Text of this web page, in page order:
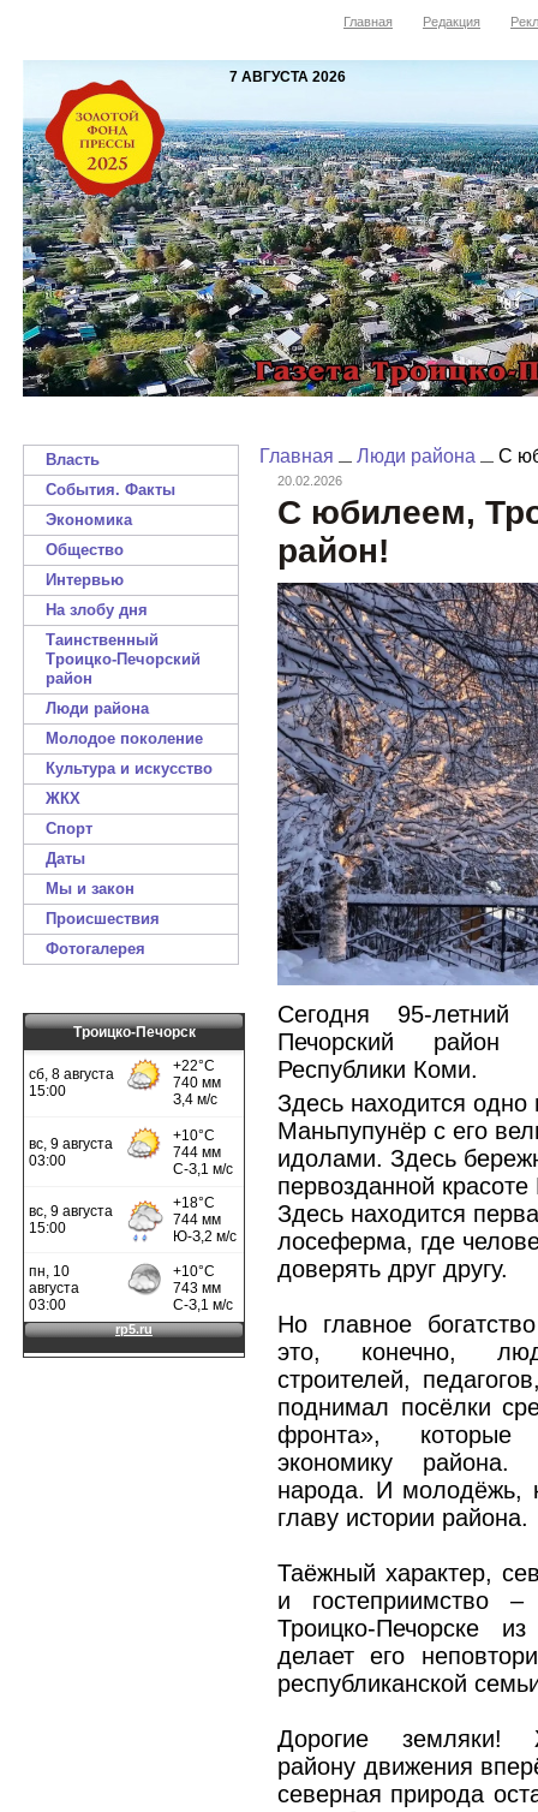
Главная Редакция
7 АВГУСТА 2026
Власть
События. Факты
Экономика
Общество
Интервью
На злобу дня
Таинственный
Троицко-Печорский
район
Люди района
Молодое поколение
Культура и искусство
ЖКХ
Спорт
Даты
Мы и закон
Происшествия
Фотогалерея
Троицко-Печорск
Главная Люди района С
20.02.2026
С юбилеем,
район!
Сегодня 95-летний
Печорский район
Республики Коми.
Здесь находится одно
Маньпупунёр с его
идолами. Здесь
первозданной
Здесь находится
лосеферма, где
доверять друг другу.
Но главное
это, конечно,
строителей,
поднимал посёлки
фронта», которые
экономику района.
народа. И молодёжь,
главу истории района.
Таёжный характер,
и гостеприимство
Троицко-Печорске
делает его
республиканской
Дорогие земляки!
району движения
северная природа